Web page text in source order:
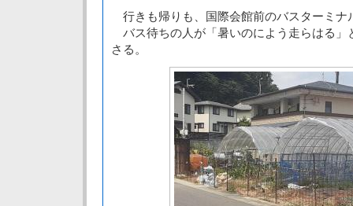
行きも帰りも、国際会館前のバスターミナ
バス待ちの人が「暑いのによう走らはる」
さる。